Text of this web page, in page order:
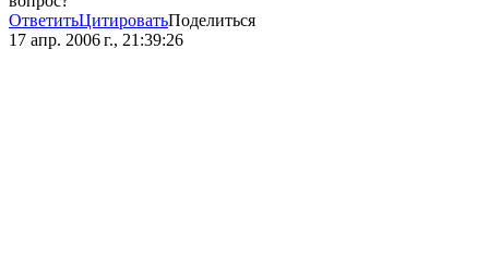
ОтветитьЦитироватьПоделиться
17 апр. 2006 г., 21:39:26